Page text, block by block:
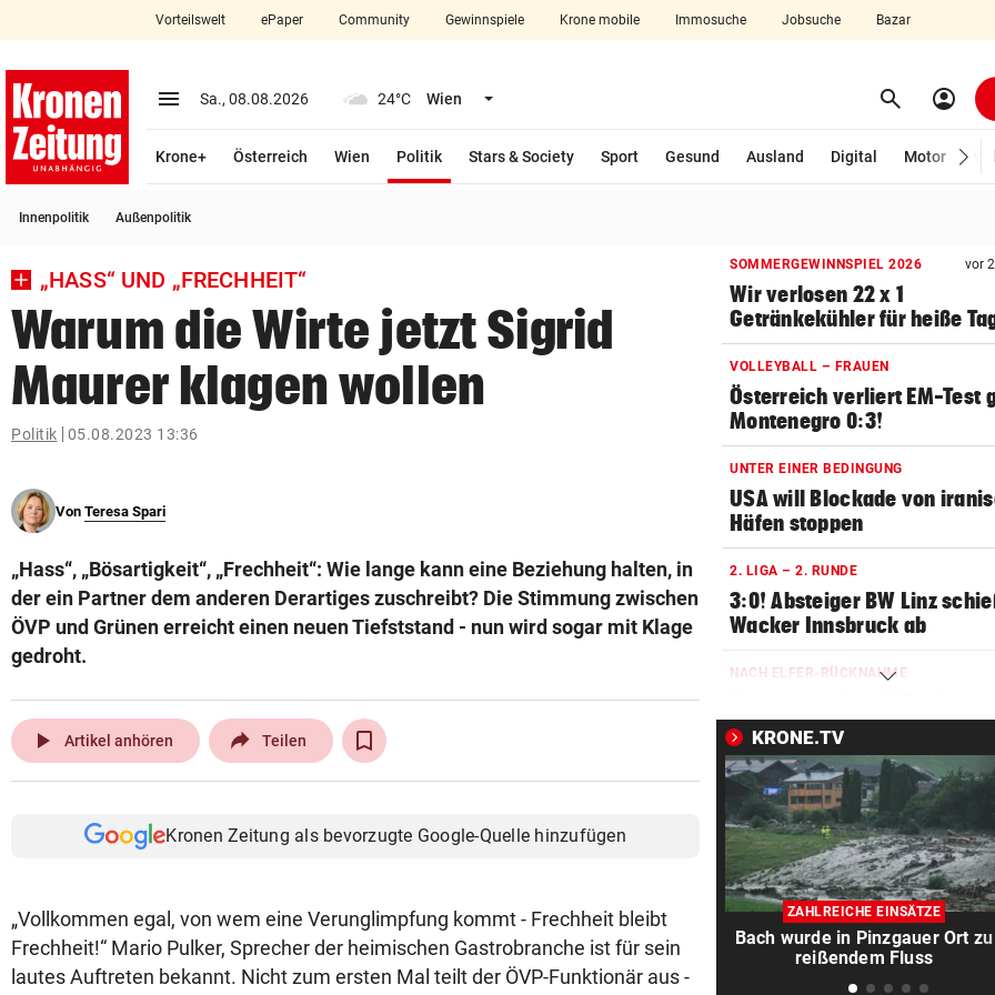
closeSchließen
account_circle Anmelden
arrow_right
bookmark
search
Suchbegriff
eingeben
© Krone Multimedia GmbH & Co KG 2026
Vorteilswelt ePaper Community Gewinnspiele Krone mobile Immosuche Jobsuche Bazar
menu Menü aufklappen
Sa., 08.08.2026 24°C Wien Menü aufklappen search Suchen
account_circle
Krone+ Österreich Wien Politik
Stars & Society
Sport Gesund Ausland Digital Motor
Innenpolitik Außenpolitik
„HASS“ UND „FRECHHEIT“
Warum die Wirte jetzt Sigrid
Maurer klagen wollen
Politik 05.08.2023 13:36
Von Teresa Spari
„Hass“, „Bösartigkeit“, „Frechheit“: Wie lange kann eine Beziehung halten, in
der ein Partner dem anderen Derartiges zuschreibt? Die Stimmung zwischen
ÖVP und Grünen erreicht einen neuen Tiefststand - nun wird sogar mit Klage
gedroht.
play_arrow Artikel anhören Teilen
Kronen Zeitung als bevorzugte Google-Quelle hinzufügen
„Vollkommen egal, von wem eine Verunglimpfung kommt - Frechheit bleibt
Frechheit!“ Mario Pulker, Sprecher der heimischen Gastrobranche ist für sein
lautes Auftreten bekannt. Nicht zum ersten Mal teilt der ÖVP-Funktionär aus -
SOMMERGEWINNSPIEL 2026 vor
Wir verlosen 22 x 1
Getränkekühler für heiße
VOLLEYBALL – FRAUEN
Österreich verliert EM-Test
Montenegro 0:3!
UNTER EINER BEDINGUNG
USA will Blockade von
Häfen stoppen
2. LIGA – 2. RUNDE
3:0! Absteiger BW Linz
Wacker Innsbruck ab
NACH ELFER-RÜCKNAHME
absoluter Skandal!“
WEGEN CEUTA-KRISE
Spanien kontert: Jetzt
Grenzkontrollen für Italien
SONNTAG NOCH IM KASTEN
Klubs aus Holland und
locken WAC-Goalie
KRONE.TV
ZAHLREICHE EINSÄTZE
Bach wurde in Pinzgauer Ort zu
reißendem Fluss